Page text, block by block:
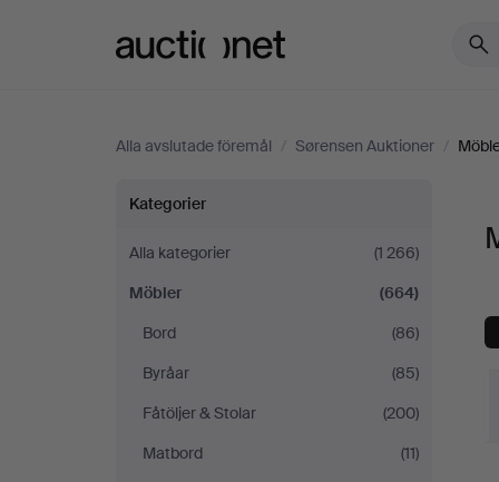
Alla avslutade föremål / Sørensen Auktioner /
Möbler
på
Sørensen
Auktioner
Kategorier
Alla kategorier
(1 266)
Möbler
(664)
Bord
(86)
Byråar
(85)
Fåtöljer & Stolar
(200)
Matbord
(11)